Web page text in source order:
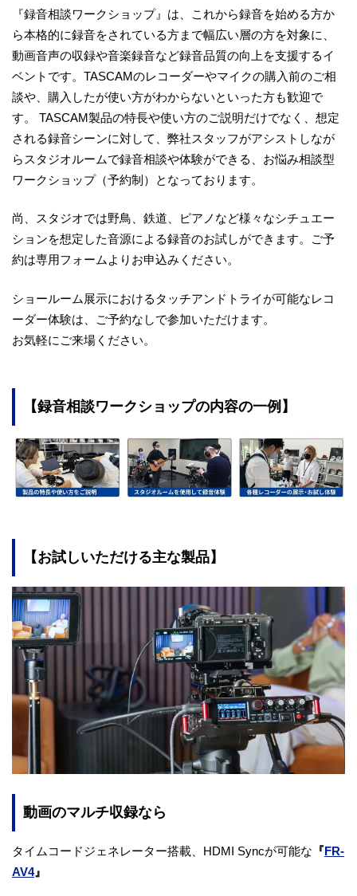
『録音相談ワークショップ』は、これから録音を始める方か
ら本格的に録音をされている方まで幅広い層の方を対象に、
動画音声の収録や音楽録音など録音品質の向上を支援するイ
ベントです。TASCAMのレコーダーやマイクの購入前のご相
談や、購入したが使い方がわからないといった方も歓迎で
す。 TASCAM製品の特長や使い方のご説明だけでなく、想定
される録音シーンに対して、弊社スタッフがアシストしなが
らスタジオルームで録音相談や体験ができる、お悩み相談型
ワークショップ（予約制）となっております。
尚、スタジオでは野鳥、鉄道、ピアノなど様々なシチュエー
ションを想定した音源による録音のお試しができます。ご予
約は専用フォームよりお申込みください。
ショールーム展示におけるタッチアンドトライが可能なレコ
ーダー体験は、ご予約なしで参加いただけます。
お気軽にご来場ください。
【録音相談ワークショップの内容の一例】
【お試しいただける主な製品】
動画のマルチ収録なら
タイムコードジェネレーター搭載、HDMI Syncが可能な 『FR-
AV4』